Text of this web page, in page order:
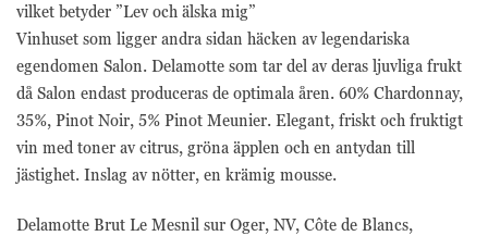
vilket betyder ”Lev och älska mig”
Vinhuset som ligger andra sidan häcken av legendariska
egendomen Salon. Delamotte som tar del av deras ljuvliga frukt
då Salon endast produceras de optimala åren. 60% Chardonnay,
35%, Pinot Noir, 5% Pinot Meunier. Elegant, friskt och fruktigt
vin med toner av citrus, gröna äpplen och en antydan till
jästighet. Inslag av nötter, en krämig mousse.
Delamotte Brut Le Mesnil sur Oger, NV, Côte de Blancs,